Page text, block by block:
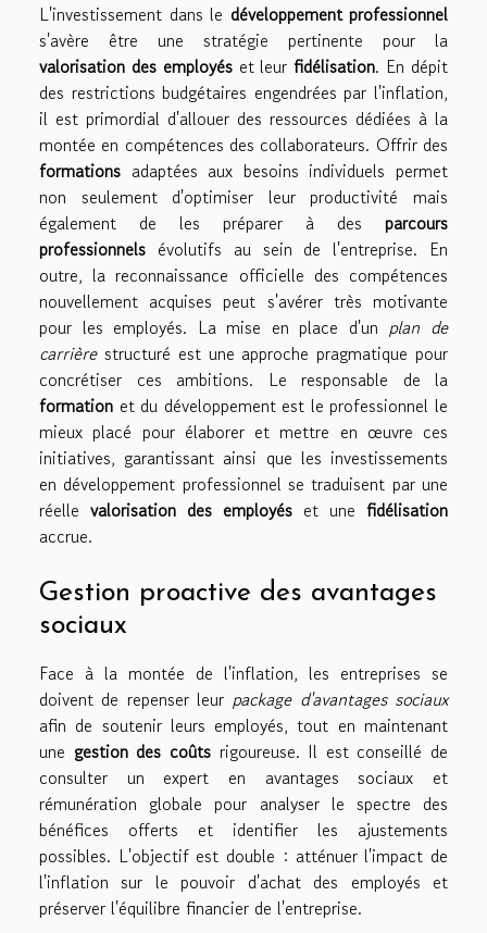
L'investissement dans le développement professionnel
s'avère être une stratégie pertinente pour la
valorisation des employéset leurfidélisation. En dépit
des restrictions budgétaires engendrées par l'inflation,
il est primordial d'allouer des ressources dédiées à la
montée en compétences des collaborateurs. Offrir des
formations adaptées aux besoins individuels permet
non seulement d'optimiser leur productivité mais
également de les préparer à des parcours
professionnels évolutifs au sein de l'entreprise. En
outre, la reconnaissance officielle des compétences
nouvellement acquises peut s'avérer très motivante
pour les employés. La mise en place d'un plan de
carrièrestructuré est une approche pragmatique pour
concrétiser ces ambitions. Le responsable de la
formation et du développement est le professionnel le
mieux placé pour élaborer et mettre en œuvre ces
initiatives, garantissant ainsi que les investissements
en développement professionnel se traduisent par une
réelle valorisation des employés et une fidélisation
accrue.
Gestion proactive des avantages
sociaux
Face à la montée de l'inflation, les entreprises se
doivent de repenser leur package d'avantages sociaux
afin de soutenir leurs employés, tout en maintenant
une gestion des coûtsrigoureuse. Il est conseillé de
consulter un expert en avantages sociaux et
rémunération globale pour analyser le spectre des
bénéfices offerts et identifier les ajustements
possibles. L'objectif est double : atténuer l'impact de
l'inflation sur le pouvoir d'achat des employés et
préserver l'équilibre financier de l'entreprise.